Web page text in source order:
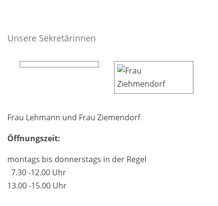
Unsere Sekretärinnen
Frau Lehmann und Frau Ziemendorf
Öffnungszeit:
montags bis donnerstags in der Regel
7.30 -12.00 Uhr
13.00 -15.00 Uhr